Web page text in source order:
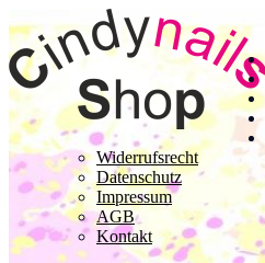
Navigation
springen
Inhalt
springen
Widerrufsrecht
Datenschutz
Impressum
AGB
Kontakt